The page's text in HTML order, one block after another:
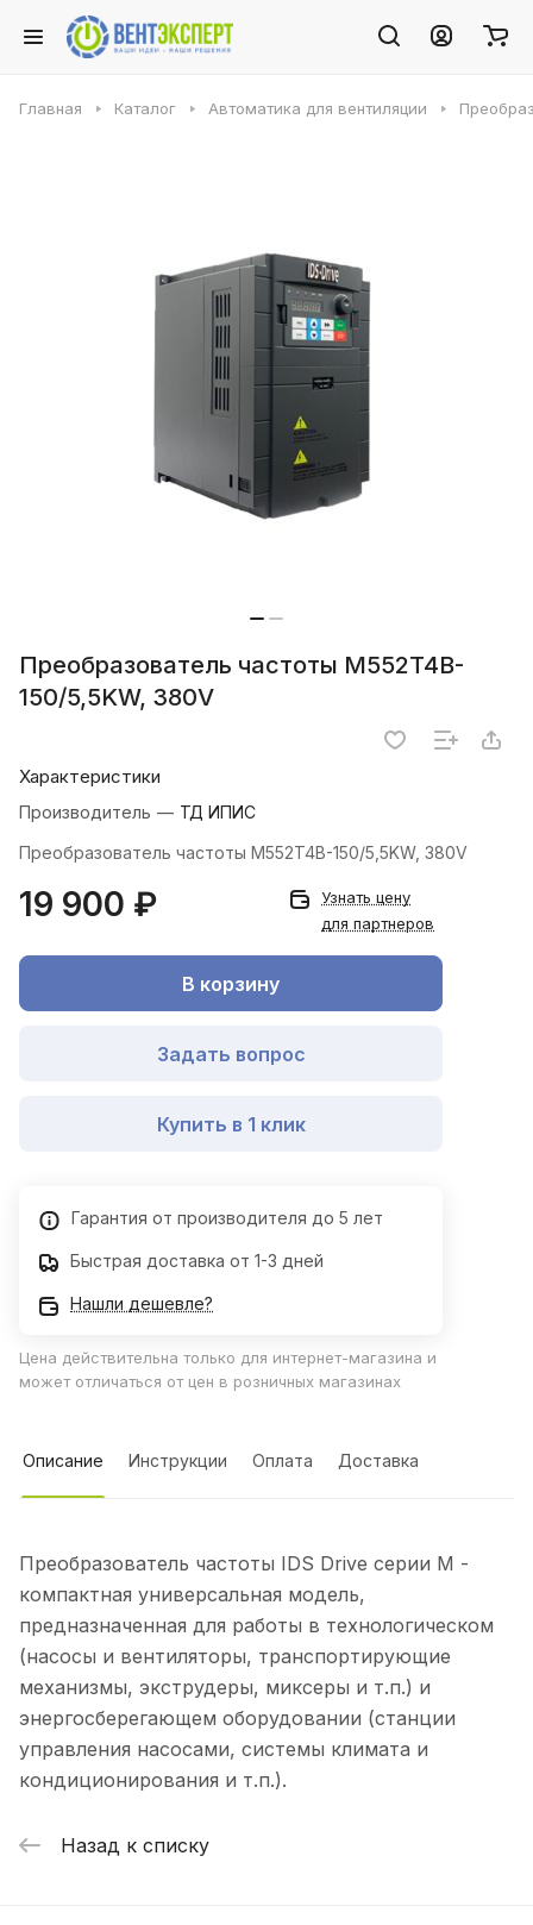
Главная Каталог Автоматика для вентиляции
Преобразователь частоты M552T4B-
150/5,5KW, 380V
Характеристики
Производитель — ТД ИПИС
Преобразователь частоты M552T4B-150/5,5KW, 380V
19 900 ₽
Узнать цену
для партнеров
В корзину
Задать вопрос
Купить в 1 клик
Гарантия от производителя до 5 лет
Быстрая доставка от 1-3 дней
Нашли дешевле?
Цена действительна только для интернет-магазина и
может отличаться от цен в розничных магазинах
Описание Инструкции Оплата Доставка
Преобразователь частоты IDS Drive серии M -
компактная универсальная модель,
предназначенная для работы в технологическом
(насосы и вентиляторы, транспортирующие
механизмы, экструдеры, миксеры и т.п.) и
энергосберегающем оборудовании (станции
управления насосами, системы климата и
кондиционирования и т.п.).
Назад к списку